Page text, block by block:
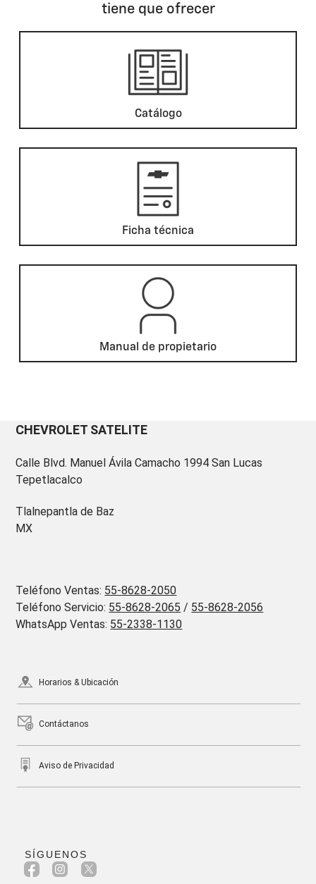
tiene que ofrecer
Catálogo
Ficha técnica
Manual de propietario